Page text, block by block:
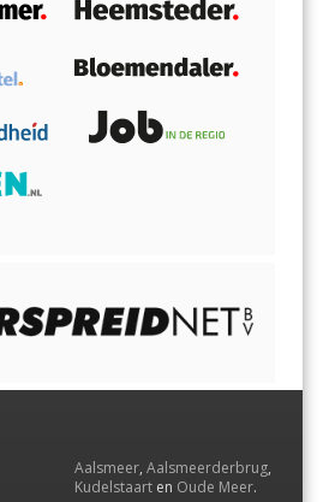
Aalsmeer, Aalsmeerderbrug,
Kudelstaart en Oude Meer.